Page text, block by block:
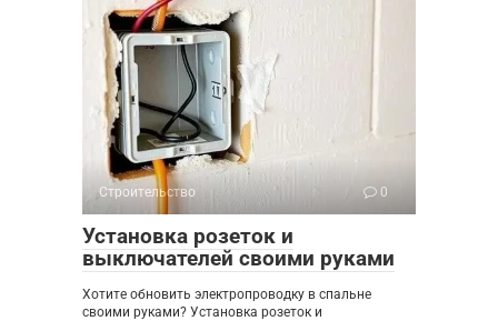
Строительство 0
Установка розеток и
выключателей своими руками
Хотите обновить электропроводку в спальне
своими руками? Установка розеток и